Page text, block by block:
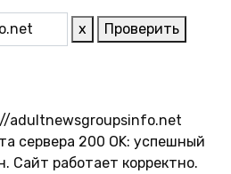
x Проверить
adultnewsgroupsinfo.net
сервера 200 OK: успешный
Сайт работает корректно.